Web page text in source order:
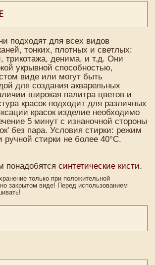
подходят для всех видов
тонких, плотных и светлых:
трикотажа, денима, и т.д. Они
укрывной способностью,
виде или могут быть
для создания акварельных
широкая палитра цветов и
красок подходит для различных
красок изделие необходимо
5 минут с изнаночной стороны
без пара. Условия стирки: режим
ручной стирки не более 40°C.
понадобятся синтетические кисти.
только при положительной
закрытом виде! Перед использованием